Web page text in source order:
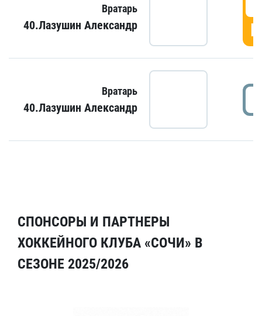
Вратарь
40.Лазушин Александр
Вратарь
40.Лазушин Александр
СПОНСОРЫ И ПАРТНЕРЫ
ХОККЕЙНОГО КЛУБА «СОЧИ» В
СЕЗОНЕ 2025/2026